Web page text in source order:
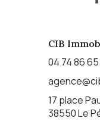
CIB
04 74 86
17 place
38550Le